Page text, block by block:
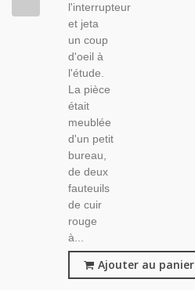
l'interrupteur
et jeta
un coup
d'oeil à
l'étude.
La pièce
était
meublée
d'un petit
bureau,
de deux
fauteuils
de cuir
rouge
à...
Ajouter au panier